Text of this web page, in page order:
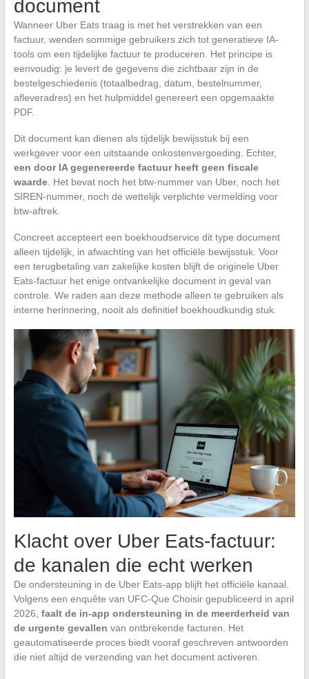
document
Wanneer Uber Eats traag is met het verstrekken van een
factuur, wenden sommige gebruikers zich tot generatieve IA-
tools om een tijdelijke factuur te produceren. Het principe is
eenvoudig: je levert de gegevens die zichtbaar zijn in de
bestelgeschiedenis (totaalbedrag, datum, bestelnummer,
afleveradres) en het hulpmiddel genereert een opgemaakte
PDF.
Dit document kan dienen als tijdelijk bewijsstuk bij een
werkgever voor een uitstaande onkostenvergoeding. Echter,
een door IA gegenereerde factuur heeft geen fiscale
waarde. Het bevat noch het btw-nummer van Uber, noch het
SIREN-nummer, noch de wettelijk verplichte vermelding voor
btw-aftrek.
Concreet accepteert een boekhoudservice dit type document
alleen tijdelijk, in afwachting van het officiële bewijsstuk. Voor
een terugbetaling van zakelijke kosten blijft de originele Uber
Eats-factuur het enige ontvankelijke document in geval van
controle. We raden aan deze methode alleen te gebruiken als
interne herinnering, nooit als definitief boekhoudkundig stuk.
Klacht over Uber Eats-factuur:
de kanalen die echt werken
De ondersteuning in de Uber Eats-app blijft het officiële kanaal.
Volgens een enquête van UFC-Que Choisir gepubliceerd in april
2026, faalt de in-app ondersteuning in de meerderheid van
de urgente gevallen van ontbrekende facturen. Het
geautomatiseerde proces biedt vooraf geschreven antwoorden
die niet altijd de verzending van het document activeren.